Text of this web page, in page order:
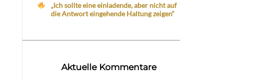
„Ich sollte eine einladende, aber nicht auf
die Antwort eingehende Haltung zeigen“
Aktuelle Kommentare